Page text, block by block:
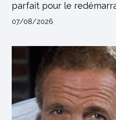
parfait pour le
07/08/2026